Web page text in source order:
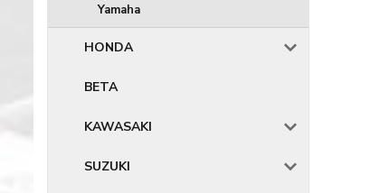
Yamaha
HONDA
BETA
KAWASAKI
SUZUKI